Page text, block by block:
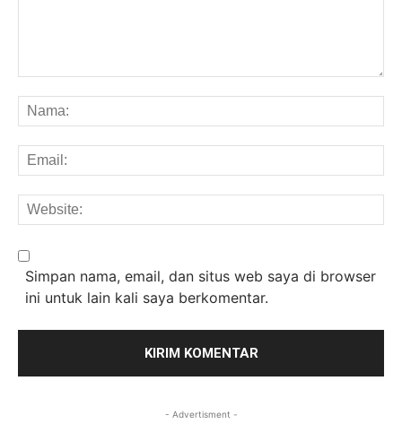
Simpan nama, email, dan situs web saya di browser
ini untuk lain kali saya berkomentar.
- Advertisment -